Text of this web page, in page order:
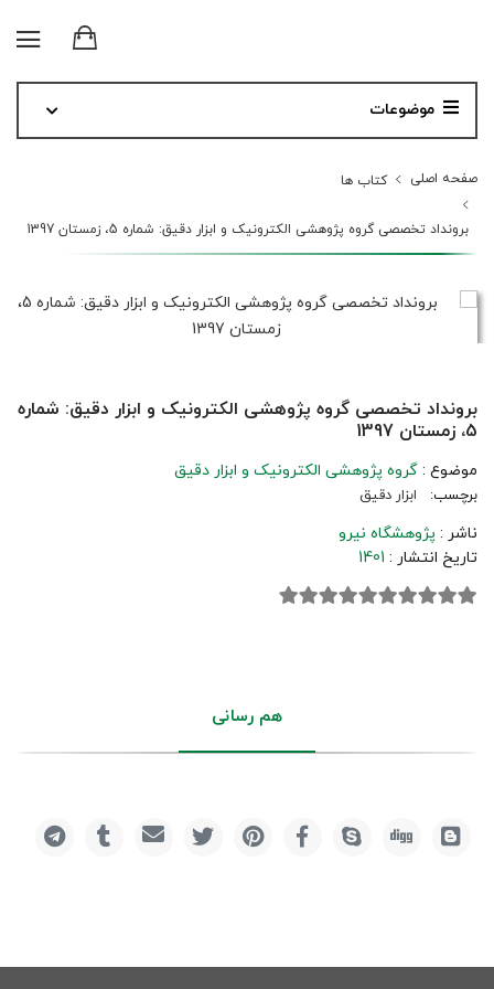
موضوعات
صفحه اصلی کتاب ها
برونداد تخصصی گروه پژوهشی الکترونیک و ابزار دقیق: شماره 5، زمستان 1397
برونداد تخصصی گروه پژوهشی الکترونیک و ابزار دقیق: شماره
5، زمستان 1397
موضوع : گروه پژوهشی الکترونیک و ابزار دقیق
برچسب: ابزار دقیق
ناشر : پژوهشگاه نیرو
تاریخ انتشار : 1401
هم رسانی